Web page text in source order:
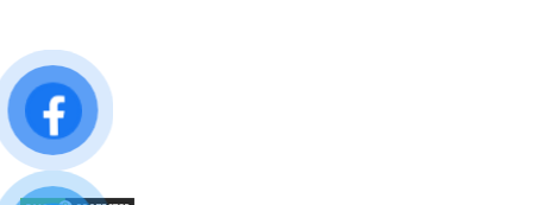
Quận Bình Thạnh, TP.HCM
Website: https://asialab.com.vn/
Email: giacongasialab@gmail.com
Mã số thuế: 1101943612